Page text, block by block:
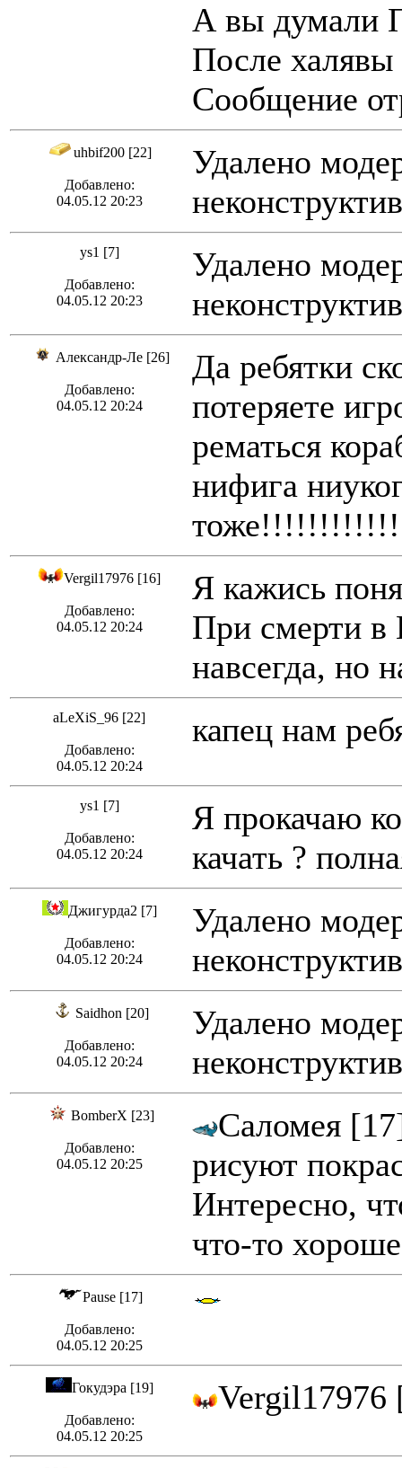
А вы думали
После халявы
Сообщение
uhbif200 [22]
Добавлено:
04.05.12 20:23
Удалено
ys1 [7]
Добавлено:
04.05.12 20:23
Удалено
Александр-Ле [26]
Добавлено:
04.05.12 20:24
Да ребятки
потеряете
рематься
нифига
Vergil17976 [16]
Добавлено:
04.05.12 20:24
Я кажись
При смерти в
навсегда, но
aLeXiS_96 [22]
Добавлено:
04.05.12 20:24
капец нам
ys1 [7]
Добавлено:
04.05.12 20:24
Я прокачаю
качать ?
Джигурда2 [7]
Добавлено:
04.05.12 20:24
Удалено
Saidhon [20]
Добавлено:
04.05.12 20:24
Удалено
BomberX [23]
Добавлено:
04.05.12 20:25
Саломея
рисуют
Интересно,
что-то
Pause [17]
Добавлено:
04.05.12 20:25
Гокудэра [19]
Добавлено:
04.05.12 20:25
Vergil17976